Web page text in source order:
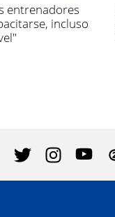
entrenadores
incluso